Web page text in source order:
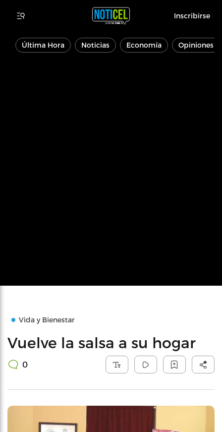
Inscribirse
Última Hora Noticias Economía Opiniones
Vida y Bienestar
Vuelve la salsa a su hogar
0